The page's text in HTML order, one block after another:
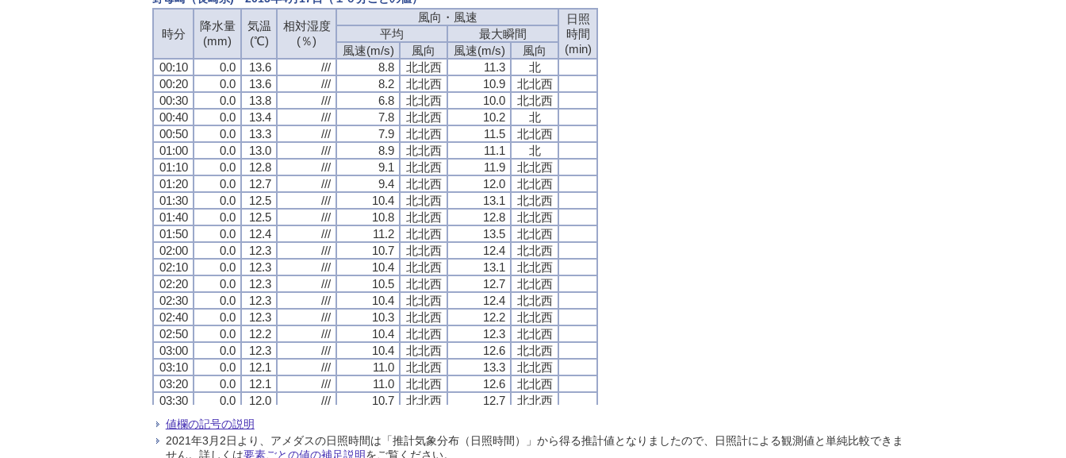
時分
降水量
(mm)
気温
(℃)
相対湿度
(％)
風向・風速
日照
時間
(min)
平均
最大瞬間
風速(m/s)
風向 風速(m/s)
風向
00:10
0.0 13.6 /// 8.8 北北西 11.3
北
00:20
0.0 13.6 /// 8.2 北北西 10.9
北北西
00:30
0.0 13.8 /// 6.8 北北西 10.0
北北西
00:40
0.0 13.4 /// 7.8 北北西 10.2
北
00:50
0.0 13.3 /// 7.9 北北西 11.5
北北西
01:00
0.0 13.0 /// 8.9 北北西 11.1
北
01:10
0.0 12.8 /// 9.1 北北西 11.9
北北西
01:20
0.0 12.7 /// 9.4 北北西 12.0
北北西
01:30
0.0 12.5 /// 10.4 北北西 13.1
北北西
01:40
0.0 12.5 /// 10.8 北北西 12.8
北北西
01:50
0.0 12.4 /// 11.2 北北西 13.5
北北西
02:00
0.0 12.3 /// 10.7 北北西 12.4
北北西
02:10
0.0 12.3 /// 10.4 北北西 13.1
北北西
02:20
0.0 12.3 /// 10.5 北北西 12.7
北北西
02:30
0.0 12.3 /// 10.4 北北西 12.4
北北西
02:40
0.0 12.3 /// 10.3 北北西 12.2
北北西
02:50
0.0 12.2 /// 10.4 北北西 12.3
北北西
03:00
0.0 12.3 /// 10.4 北北西 12.6
北北西
03:10
0.0 12.1 /// 11.0 北北西 13.3
北北西
03:20
0.0 12.1 /// 11.0 北北西 12.6
北北西
03:30
0.0 12.0 /// 10.7 北北西 12.7
北北西
03:40
0.0 11.9
03:50
0.0 11.7 /// 11.2 北北西 12.8
北北西
04:00
0.0 11.6 /// 11.1 北北西 13.9 北北西
時分
降水量
(mm)
気温
(℃)
相対湿度
(％)
風向・風速
日照
時間
(min)
平均
最大瞬間
風速(m/s)
風向 風速(m/s)
風向
00:10
0.0 13.6 /// 8.8 北北西 11.3
北
00:20
0.0 13.6 /// 8.2 北北西 10.9
北北西
00:30
0.0 13.8 /// 6.8 北北西 10.0
北北西
00:40
0.0 13.4 /// 7.8 北北西 10.2
北
00:50
0.0 13.3 /// 7.9 北北西 11.5
北北西
01:00
0.0 13.0 /// 8.9 北北西 11.1
北
01:10
0.0 12.8 /// 9.1 北北西 11.9
北北西
01:20
0.0 12.7 /// 9.4 北北西 12.0
北北西
01:30
0.0 12.5 /// 10.4 北北西 13.1
北北西
01:40
0.0 12.5 /// 10.8 北北西 12.8
北北西
01:50
0.0 12.4 /// 11.2 北北西 13.5
北北西
02:00
0.0 12.3 /// 10.7 北北西 12.4
北北西
02:10
0.0 12.3 /// 10.4 北北西 13.1
北北西
02:20
0.0 12.3 /// 10.5 北北西 12.7
北北西
02:30
0.0 12.3 /// 10.4 北北西 12.4
北北西
02:40
0.0 12.3 /// 10.3 北北西 12.2
北北西
02:50
0.0 12.2 /// 10.4 北北西 12.3
北北西
03:00
0.0 12.3 /// 10.4 北北西 12.6
北北西
03:10
0.0 12.1 /// 11.0 北北西 13.3
北北西
03:20
0.0 12.1 /// 11.0 北北西 12.6
北北西
03:30
0.0 12.0 /// 10.7 北北西 12.7
北北西
03:40
0.0 11.9
03:50
0.0 11.7 /// 11.2 北北西 12.8
北北西
04:00
0.0 11.6 /// 11.1 北北西 13.9 北北西
時分
降水量
(mm)
気温
(℃)
相対湿度
(％)
風向・風速
日照
時間
(min)
平均
最大瞬間
風速(m/s)
風向 風速(m/s)
風向
00:10
0.0 13.6 /// 8.8 北北西 11.3
北
00:20
0.0 13.6 /// 8.2 北北西 10.9
北北西
00:30
0.0 13.8 /// 6.8 北北西 10.0
北北西
00:40
0.0 13.4 /// 7.8 北北西 10.2
北
00:50
0.0 13.3 /// 7.9 北北西 11.5
北北西
01:00
0.0 13.0 /// 8.9 北北西 11.1
北
01:10
0.0 12.8 /// 9.1 北北西 11.9
北北西
01:20
0.0 12.7 /// 9.4 北北西 12.0
北北西
01:30
0.0 12.5 /// 10.4 北北西 13.1
北北西
01:40
0.0 12.5 /// 10.8 北北西 12.8
北北西
01:50
0.0 12.4 /// 11.2 北北西 13.5
北北西
02:00
0.0 12.3 /// 10.7 北北西 12.4
北北西
02:10
0.0 12.3 /// 10.4 北北西 13.1
北北西
02:20
0.0 12.3 /// 10.5 北北西 12.7
北北西
02:30
0.0 12.3 /// 10.4 北北西 12.4
北北西
02:40
0.0 12.3 /// 10.3 北北西 12.2
北北西
02:50
0.0 12.2 /// 10.4 北北西 12.3
北北西
03:00
0.0 12.3 /// 10.4 北北西 12.6
北北西
03:10
0.0 12.1 /// 11.0 北北西 13.3
北北西
03:20
0.0 12.1 /// 11.0 北北西 12.6
北北西
03:30
0.0 12.0 /// 10.7 北北西 12.7
北北西
03:40
0.0 11.9
03:50
0.0 11.7 /// 11.2 北北西 12.8
北北西
04:00
0.0 11.6 /// 11.1 北北西 13.9 北北西
時分
降水量
(mm)
気温
(℃)
相対湿度
(％)
風向・風速
日照
時間
(min)
平均
最大瞬間
風速(m/s)
風向 風速(m/s)
風向
00:10
0.0 13.6 /// 8.8 北北西 11.3
北
00:20
0.0 13.6 /// 8.2 北北西 10.9
北北西
00:30
0.0 13.8 /// 6.8 北北西 10.0
北北西
00:40
0.0 13.4 /// 7.8 北北西 10.2
北
00:50
0.0 13.3 /// 7.9 北北西 11.5
北北西
01:00
0.0 13.0 /// 8.9 北北西 11.1
北
01:10
0.0 12.8 /// 9.1 北北西 11.9
北北西
01:20
0.0 12.7 /// 9.4 北北西 12.0
北北西
01:30
0.0 12.5 /// 10.4 北北西 13.1
北北西
01:40
0.0 12.5 /// 10.8 北北西 12.8
北北西
01:50
0.0 12.4 /// 11.2 北北西 13.5
北北西
02:00
0.0 12.3 /// 10.7 北北西 12.4
北北西
02:10
0.0 12.3 /// 10.4 北北西 13.1
北北西
02:20
0.0 12.3 /// 10.5 北北西 12.7
北北西
02:30
0.0 12.3 /// 10.4 北北西 12.4
北北西
02:40
0.0 12.3 /// 10.3 北北西 12.2
北北西
02:50
0.0 12.2 /// 10.4 北北西 12.3
北北西
03:00
0.0 12.3 /// 10.4 北北西 12.6
北北西
03:10
0.0 12.1 /// 11.0 北北西 13.3
北北西
03:20
0.0 12.1 /// 11.0 北北西 12.6
北北西
03:30
0.0 12.0 /// 10.7 北北西 12.7
北北西
03:40
0.0 11.9
03:50
0.0 11.7 /// 11.2 北北西 12.8
北北西
04:00
0.0 11.6 /// 11.1 北北西 13.9 北北西
値欄の記号の説明
2021年3月2日より、アメダスの日照時間は「推計気象分布（日照時間）」から得る推計値となりましたので、日照計による観測値と単純比較できま
せん。詳しくは要素ごとの値の補足説明をご覧ください。